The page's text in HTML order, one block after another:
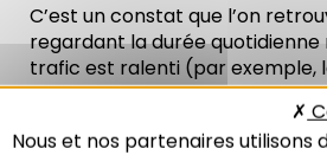
C’est un constat que l’on
regardant la durée quotidienne
trafic est ralenti (par exemple,
roulent en moyenne à une
40 km/h). Sur la même
Schirmeck, le trafic était ralenti
Nous et nos partenaires utilisons